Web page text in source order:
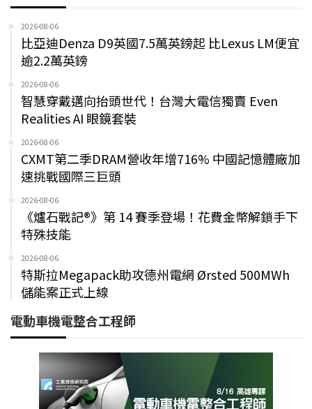
2026-08-06
比亞迪Denza D9英國7.5萬英鎊起 比Lexus LM便宜
逾2.2萬英鎊
2026-08-06
智慧穿戴邁向抬頭世代！台灣大電信獨賣 Even
Realities AI 眼鏡套裝
2026-08-06
CXMT第二季DRAM營收年增716% 中國記憶體廠加
速挑戰國際三巨頭
2026-08-06
《爐石戰記®》第 14 賽季登場！花費金幣解鎖手下
特殊技能
2026-08-06
特斯拉Megapack助攻德州電網 Ørsted 500MWh
儲能案正式上線
電動車機電整合工程師